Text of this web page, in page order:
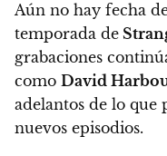
Aún no hay fecha
temporada de
grabaciones
como David
adelantos de lo que
nuevos episodios.